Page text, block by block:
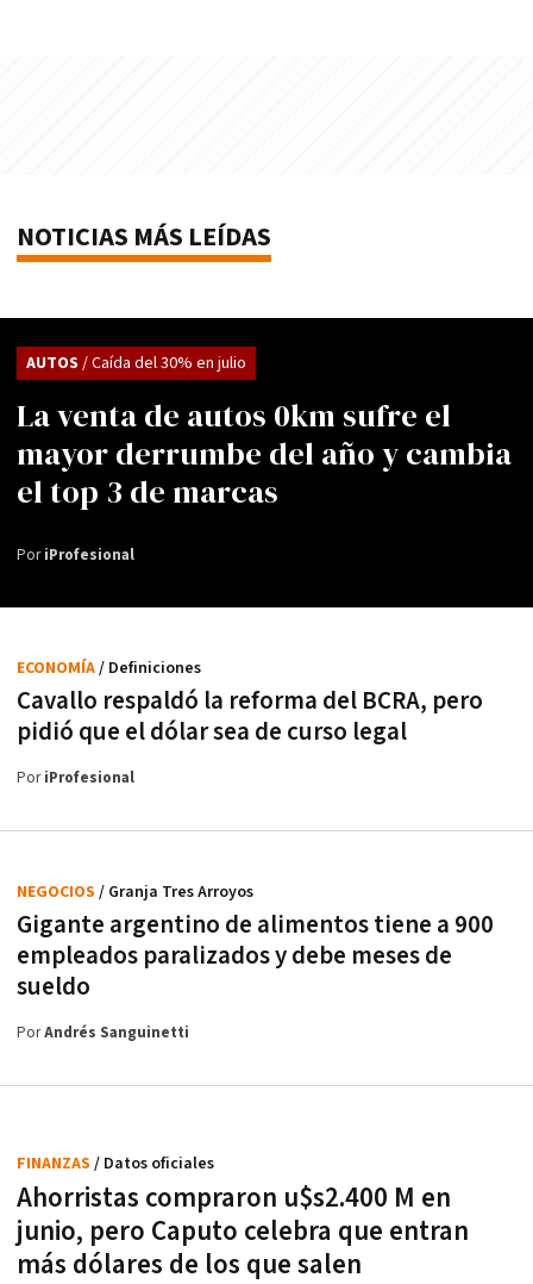
NOTICIAS MÁS LEÍDAS
La venta de autos 0km sufre el
mayor derrumbe del año y cambia
el top 3 de marcas
AUTOS / Caída del 30% en julio
PoriProfesional
Cavallo respaldó la reforma del BCRA, pero
pidió que el dólar sea de curso legal
ECONOMÍA/ Definiciones
PoriProfesional
Gigante argentino de alimentos tiene a 900
empleados paralizados y debe meses de
sueldo
NEGOCIOS / Granja Tres Arroyos
PorAndrés Sanguinetti
Ahorristas compraron u$s2.400 M en
junio, pero Caputo celebra que entran
más dólares de los que salen
FINANZAS / Datos oficiales